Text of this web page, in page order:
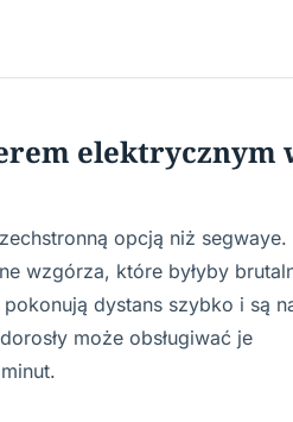
elektrycznym
opcją niż segwaye.
wzgórza, które byłyby
dystans szybko i są
może obsługiwać je